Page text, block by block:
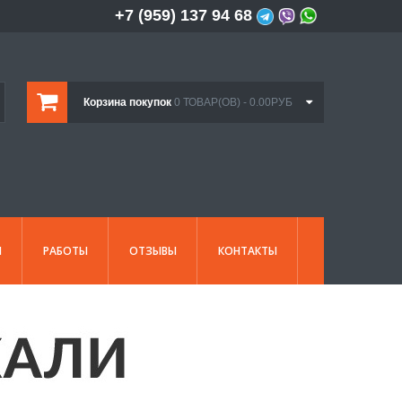
+7 (959) 137 94 68
Корзина покупок 0 ТОВАР(ОВ) - 0.00РУБ
РАБОТЫ ОТЗЫВЫ КОНТАКТЫ